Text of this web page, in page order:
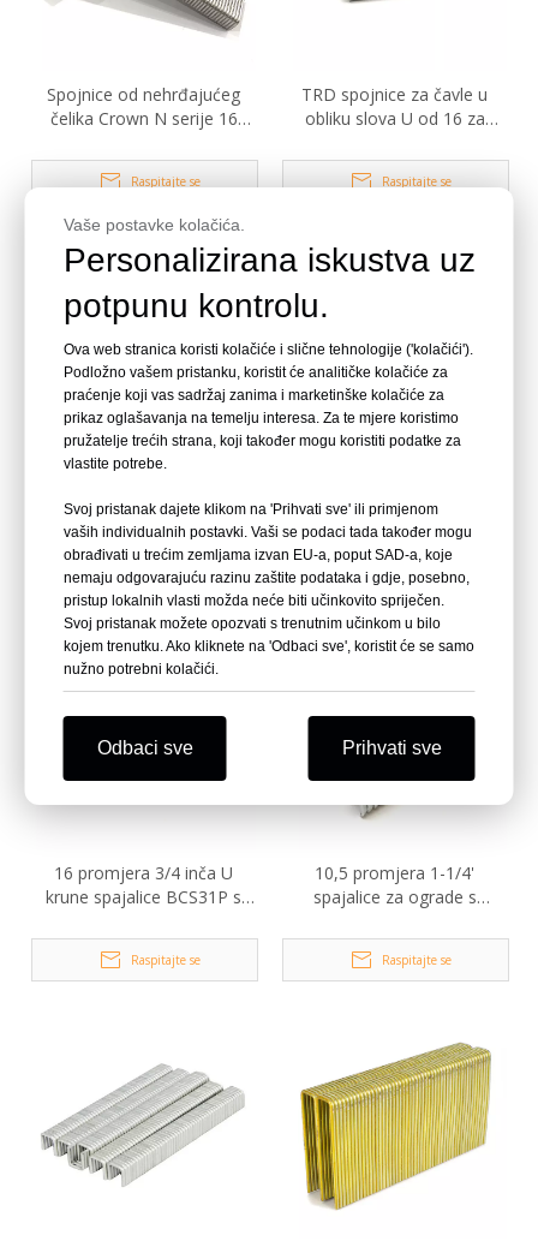
Spojnice od nehrđajućeg
čelika Crown N serije 16
Raspitajte se
TRD spojnice za čavle u
obliku slova U od 16 za
pričvršćivanje žice
Raspitajte se
nehrđajućeg čelika U krune
spajalice BCS31 s trakom
Raspitajte se
krune spajalice BCS31P s
trakom
Raspitajte se
16 promjera 3/4 inča U
krune spajalice BCS31P s
Raspitajte se
10,5 promjera 1-1/4'
spajalice za ograde s
Raspitajte se
Vaše postavke kolačića.
Personalizirana iskustva uz
potpunu kontrolu.
Ova web stranica koristi kolačiće i slične tehnologije ('kolačići').
Podložno vašem pristanku, koristit će analitičke kolačiće za
praćenje koji vas sadržaj zanima i marketinške kolačiće za
prikaz oglašavanja na temelju interesa. Za te mjere koristimo
pružatelje trećih strana, koji također mogu koristiti podatke za
vlastite potrebe.
Svoj pristanak dajete klikom na 'Prihvati sve' ili primjenom
vaših individualnih postavki. Vaši se podaci tada također mogu
obrađivati ​​u trećim zemljama izvan EU-a, poput SAD-a, koje
nemaju odgovarajuću razinu zaštite podataka i gdje, posebno,
pristup lokalnih vlasti možda neće biti učinkovito spriječen.
Svoj pristanak možete opozvati s trenutnim učinkom u bilo
kojem trenutku. Ako kliknete na 'Odbaci sve', koristit će se samo
nužno potrebni kolačići.
Odbaci sve Prihvati sve